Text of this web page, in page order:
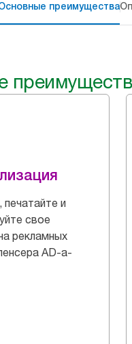
преимущества
и
свое
рекламных
AD-a-